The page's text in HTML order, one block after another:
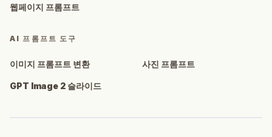
웹페이지 프롬프트
AI 프롬프트 도구
이미지 프롬프트 변환 사진 프롬프트
GPT Image 2 슬라이드